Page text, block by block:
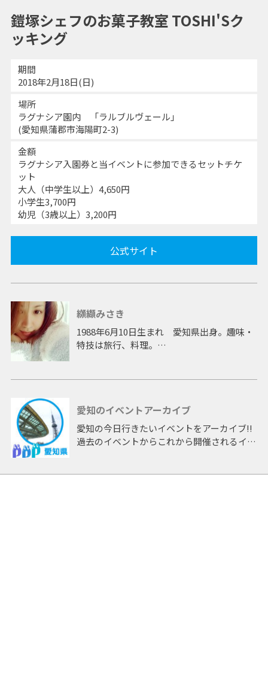
鎧塚シェフのお菓子教室 TOSHI'Sク
ッキング
期間
2018年2月18日(日)
場所
ラグナシア園内 「ラルブルヴェール」
(愛知県蒲郡市海陽町2-3)
金額
ラグナシア入園券と当イベントに参加できるセットチケ
ット
大人（中学生以上）4,650円
小学生3,700円
幼児（3歳以上）3,200円
公式サイト
纐纈みさき
1988年6月10日生まれ 愛知県出身。趣味・
特技は旅行、料理。
や音楽活動、イベントなど幅広く活躍。
めている。
[TV] H13～15 NHK中学生日記出演 / H18～
20 中京テレビ TA☆ROレギュラー出演 / H20
情報パレット / メ～テレ 知りたい嬢 / H21～
愛知のイベントアーカイブ
愛知の今日行きたいイベントをアーカイブ!!
過去のイベントからこれから開催されるイベ